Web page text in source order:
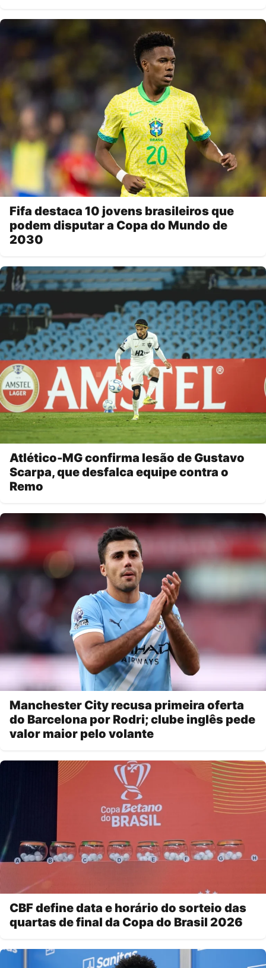
Fifa destaca 10 jovens brasileiros que
podem disputar a Copa do Mundo de
2030
Atlético-MG confirma lesão de Gustavo
Scarpa, que desfalca equipe contra o
Remo
Manchester City recusa primeira oferta
do Barcelona por Rodri; clube inglês pede
valor maior pelo volante
CBF define data e horário do sorteio das
quartas de final da Copa do Brasil 2026